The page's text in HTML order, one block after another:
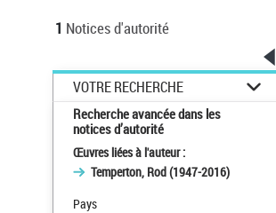
1 Notices d'autorité
VOTRE RECHERCHE
Recherche avancée dans les
notices d’autorité
Œuvres liées à l'auteur :
Temperton, Rod (1947-2016)
Pays